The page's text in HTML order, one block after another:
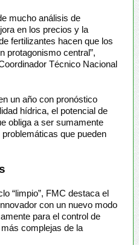
mucho análisis de
en los precios y la
fertilizantes hacen que los
protagonismo central”,
Técnico Nacional
un año con pronóstico
hídrica, el potencial de
obliga a ser sumamente
que pueden
“limpio”, FMC destaca el
con un nuevo modo
para el control de
complejas de la